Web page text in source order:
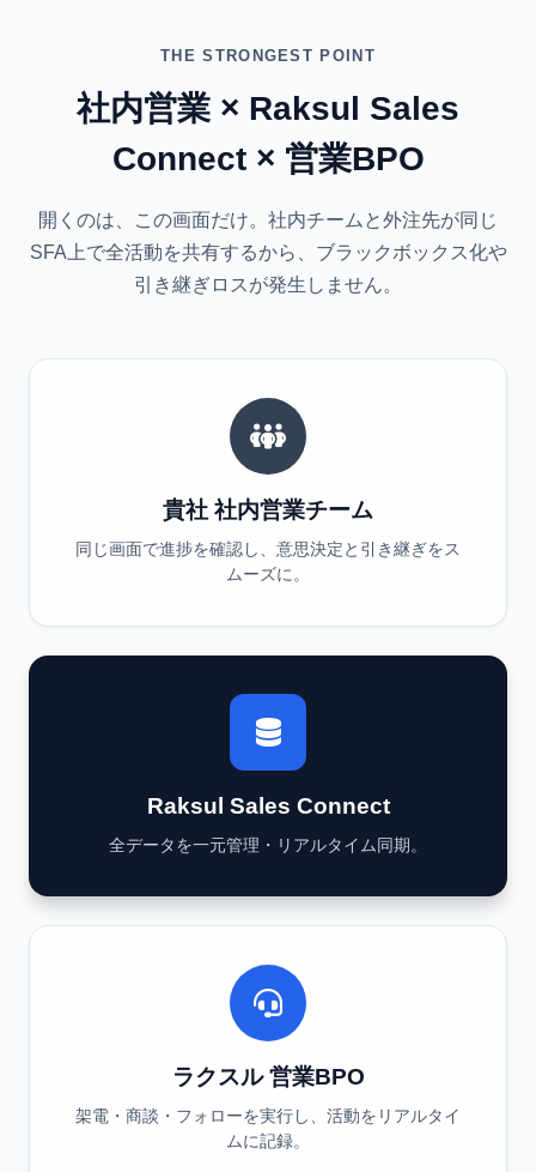
THE STRONGEST POINT
社内営業 × Raksul Sales
Connect × 営業BPO
開くのは、この画面だけ。社内チームと外注先が同じ
SFA上で全活動を共有するから、ブラックボックス化や
引き継ぎロスが発生しません。
貴社 社内営業チーム
同じ画面で進捗を確認し、意思決定と引き継ぎをス
ムーズに。
Raksul Sales Connect
全データを一元管理・リアルタイム同期。
ラクスル 営業BPO
架電・商談・フォローを実行し、活動をリアルタイ
ムに記録。